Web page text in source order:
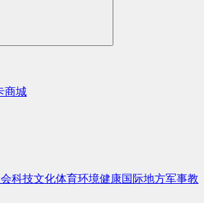
商城
科技文化体育环境健康国际地方军事教